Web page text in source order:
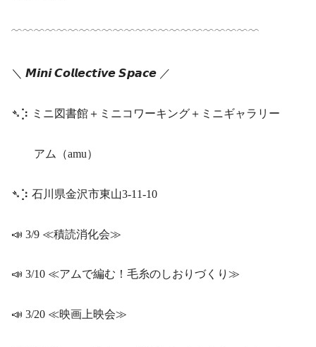
﹋﹋﹋﹋﹋﹋﹋﹋﹋﹋﹋﹋﹋﹋﹋﹋﹋﹋﹋﹋﹋﹋
＼ 𝙈𝙞𝙣𝙞 𝘾𝙤𝙡𝙡𝙚𝙘𝙩𝙞𝙫𝙚 𝙎𝙥𝙖𝙘𝙚 ／
➴⡱ ミニ図書館＋ミニコワーキング＋ミニギャラリー
アム（amu）
➴⡱ 石川県金沢市東山3-11-10
📣 3/9 ≪積読消化会≫
📣 3/10 ≪アムで編む！毛糸のしおりづくり≫
📣 3/20 ≪映画上映会≫